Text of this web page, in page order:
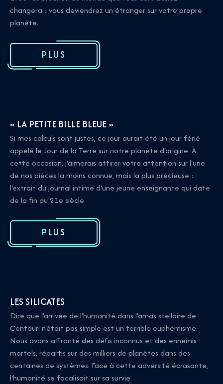
changera ; vous deviendrez un étranger sur votre propre
planète.
PLUS
« LA PETITE BILLE BLEUE »
Si mes calculs sont justes, ce jour aurait été un jour férié
appelé le Jour de la Terre sur notre planète d'origine. À
cette occasion, j'aimerais attirer votre attention sur l'une
de nos pièces la moins connue, mais la plus précieuse :
l'extrait du journal intime d'une jeune enseignante qui date
de la fin du 21e siècle.
PLUS
LES SILICATES
Dire que l'arrivée de l'humanité dans l'amas stellaire de
Centauri n'était pas simple est un terrible euphémisme.
Nous avons affronté des défis inconnus et des ennemis
mortels, répartis sur des milliers de planètes dans des
centaines de systèmes. Face à cette adversité écrasante,
l'humanité se focalisait sur sa survie.